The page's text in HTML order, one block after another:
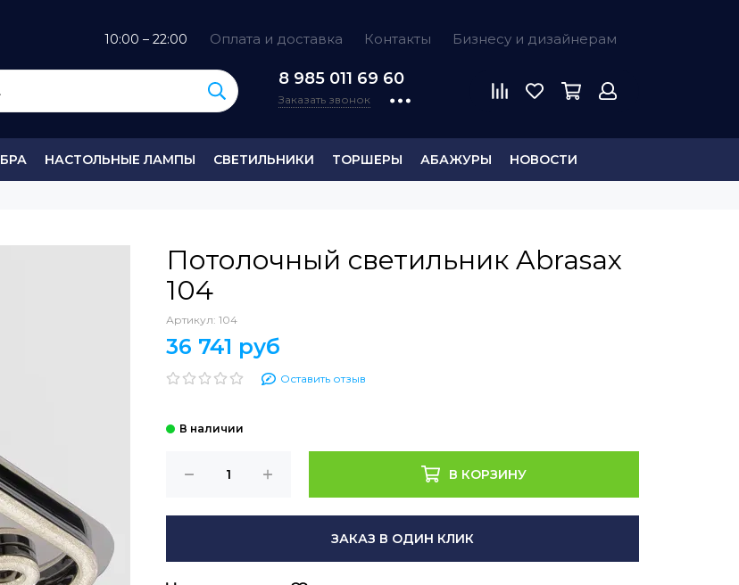
10:00 – 22:00 Оплата и доставка Контакты Бизнесу и дизайнерам
8 985 011 69 60
Заказать звонок
БРА НАСТОЛЬНЫЕ ЛАМПЫ СВЕТИЛЬНИКИ ТОРШЕРЫ АБАЖУРЫ НОВОСТИ
Потолочный светильник Abrasax
104
Артикул: 104
36 741 руб
Оставить отзыв
В КОРЗИНУ
ЗАКАЗ В ОДИН КЛИК